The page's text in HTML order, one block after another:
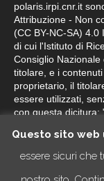
polaris.irpi.cnr.it
Attribuzione - Non
(CC BY-NC-SA)
di cui l'Istituto di
Consiglio
titolare, e i
proprietario, il
essere utilizzati,
con questa dicitura:
Questo sito web
essere sicuri che